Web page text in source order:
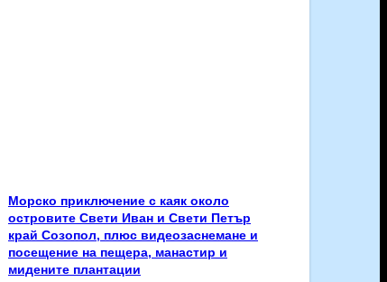
Морско приключение с каяк около
островите Свети Иван и Свети Петър
край Созопол, плюс видеозаснемане и
посещение на пещера, манастир и
мидените плантации